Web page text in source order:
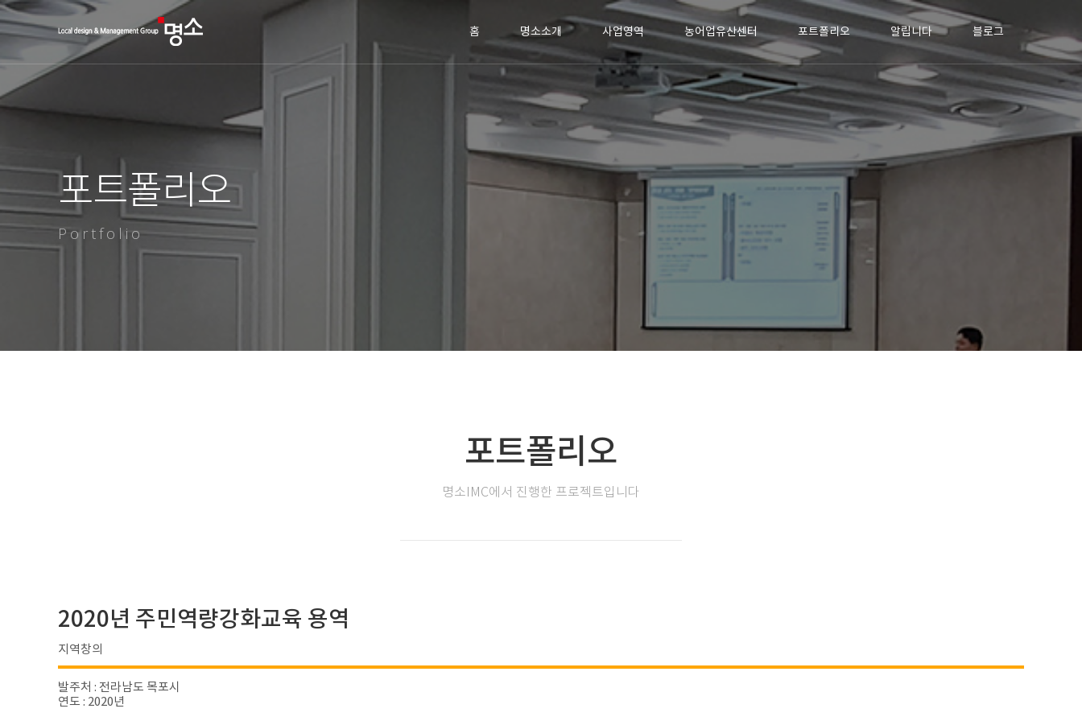
홈 명소소개 사업영역 농어업유산센터 포트폴리오 알립니다 블로그
포트폴리오
Portfolio
포트폴리오
명소IMC에서 진행한 프로젝트입니다
2020년 주민역량강화교육 용역
지역창의
발주처 : 전라남도 목포시
연도 : 2020년